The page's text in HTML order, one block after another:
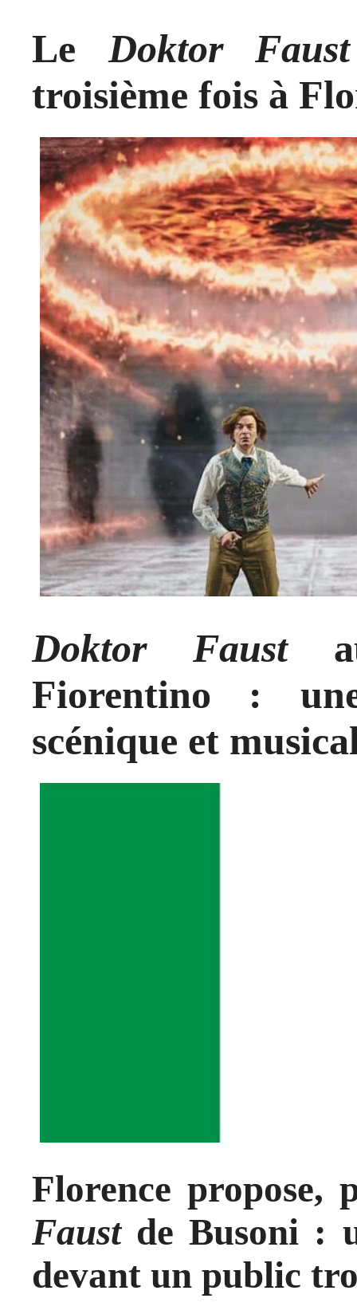
LeDoktor Faust
troisième fois à
Doktor Faustau
Fiorentino :
scénique et
Florence propose,
Faustde Busoni :
devant un public